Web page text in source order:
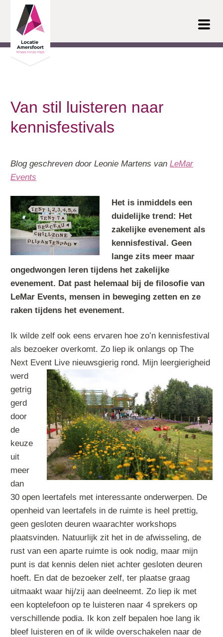
Ga door naar inhoud
Van stil luisteren naar
kennisfestivals
Blog geschreven door Leonie Martens vanLeMar
Events
Het is inmiddels een
duidelijke trend: Het
zakelijke evenement als
kennisfestival. Geen
lange zits meer maar
ongedwongen leren tijdens het zakelijke
evenement. Dat past helemaal bij de filosofie van
LeMar Events, mensen in beweging zetten en ze
raken tijdens het evenement.
Ik wilde zelf ook eens ervaren hoe zo’n kennisfestival
als bezoeker overkomt. Zo liep ik onlangs op The
Next Event Live nieuwsgierig rond. Mijn leergierigheid
werd
getrig
gerd
door
de
keuze
uit
meer
dan
30 open leertafels met interessante onderwerpen. De
openheid van leertafels in de ruimte is heel prettig,
geen gesloten deuren waarachter workshops
plaatsvinden. Natuurlijk zit het in de afwisseling, de
rust van een aparte ruimte is ook nodig, maar mijn
punt is dat kennis delen niet achter gesloten deuren
hoeft. En dat de bezoeker zelf, ter plaatse graag
uitmaakt waar hij/zij aan deelneemt. Zo liep ik met
een koptelefoon op te luisteren naar 4 sprekers op
verschillende podia. Ik kon zelf bepalen hoe lang ik
bleef luisteren en of ik wilde overschakelen naar de